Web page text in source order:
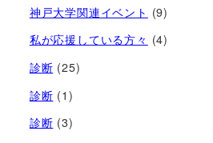
神戸大学関連イベント (9)
私が応援している方々 (4)
診断 (25)
診断 (1)
診断 (3)